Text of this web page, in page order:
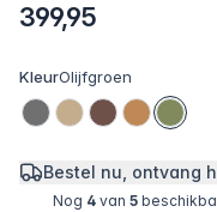
399,95
KleurOlijfgroen
Bestel nu, ontvang
Nog 4 van 5